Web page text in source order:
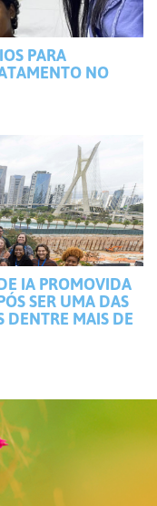
PARA
NO
IA PROMOVIDA
SER UMA DAS
DENTRE MAIS DE